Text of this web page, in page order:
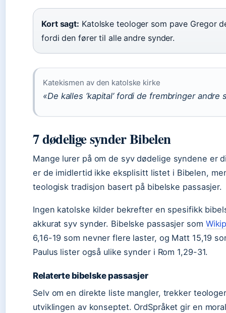
Kort sagt: Katolske teologer som pave Gregor
fordi den fører til alle andre synder.
Katekismen av den katolske kirke
«De kalles ‘kapital’ fordi de frembringer andre
7 dødelige synder Bibelen
Mange lurer på om de syv dødelige syndene er
er de imidlertid ikke eksplisitt listet i Bibelen,
teologisk tradisjon basert på bibelske passasjer.
Ingen katolske kilder bekrefter en spesifikk
akkurat syv synder. Bibelske passasjer som
6,16-19 som nevner flere laster, og Matt 15,19
Paulus lister også ulike synder i Rom 1,29-31.
Relaterte bibelske passasjer
Selv om en direkte liste mangler, trekker
utviklingen av konseptet. OrdSpråket gir en